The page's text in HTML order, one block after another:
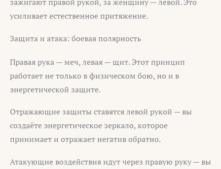
усиливает естественное притяжение.
Защита и атака: боевая полярность
Правая рука — меч, левая — щит. Этот принцип
работает не только в физическом бою, но и в
энергетической защите.
Отражающие защиты ставятся левой рукой — вы
создаёте энергетическое зеркало, которое
принимает и отражает негатив обратно.
Атакующие воздействия идут через правую руку — вы